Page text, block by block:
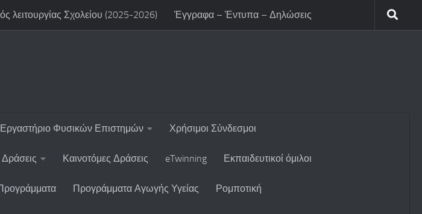
λειτουργίας Σχολείου (2025-2026) Έγγραφα – Έντυπα – Δηλώσεις
Εργαστήριο Φυσικών Επιστημών Χρήσιμοι Σύνδεσμοι
Καινοτόμες Δράσεις eTwinning Εκπαιδευτικοί όμιλοι
Προγράμματα Αγωγής Υγείας Ρομποτική